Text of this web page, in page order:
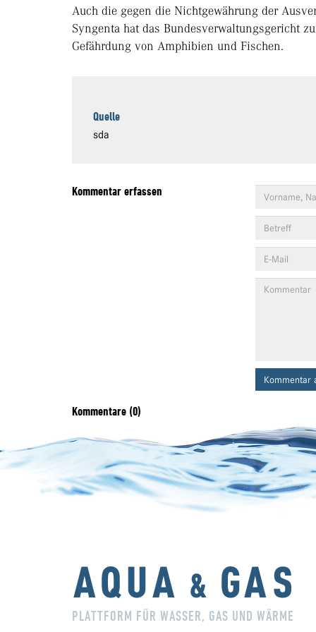
Auch die gegen die Nichtgewährung der
Syngenta hat das Bundesverwaltungsgericht
Gefährdung von Amphibien und Fischen.
Quelle
sda
Kommentar erfassen
Kommentar
Kommentare (0)
PLATTFORM FÜR WASSER, GAS UND WÄRME